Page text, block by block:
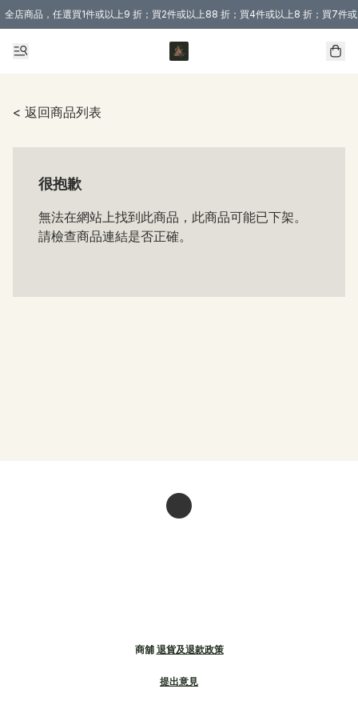
全店商品，任選買1件或以上9 折；買2件或以上88 折；買4件或以上8 折；買7件
購買 3 件商品或以上即享免運費優惠！（適用於 本地送貨、本地取貨 )
< 返回商品列表
很抱歉
無法在網站上找到此商品，此商品可能已下架。
請檢查商品連結是否正確。
商舖 退貨及退款政策
提出意見